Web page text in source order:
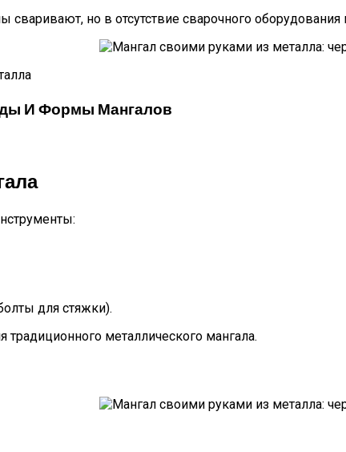
но в отсутствие сварочного
И Формы Мангалов
для стяжки).
традиционного металлического мангала.